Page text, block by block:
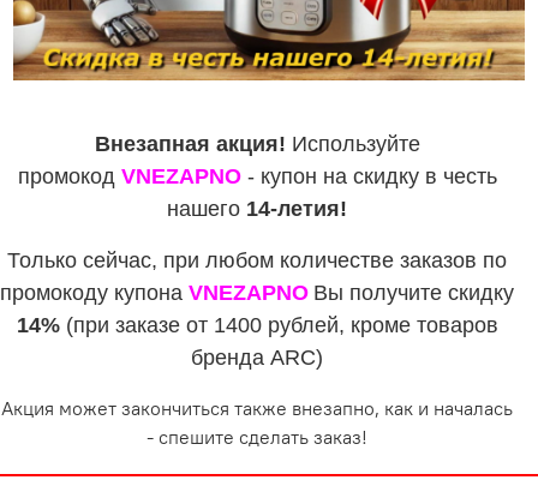
Внезапная акция! Используйте
промокод VNEZAPNO- купон на скидку в честь
нашего 14-летия!
Только сейчас, при любом количестве заказов по
промокоду купона VNEZAPNO Вы получите скидку
14%(при заказе от 1400 рублей, кроме товаров
бренда ARC)
Акция может закончиться также внезапно, как и началась
- спешите сделать заказ!